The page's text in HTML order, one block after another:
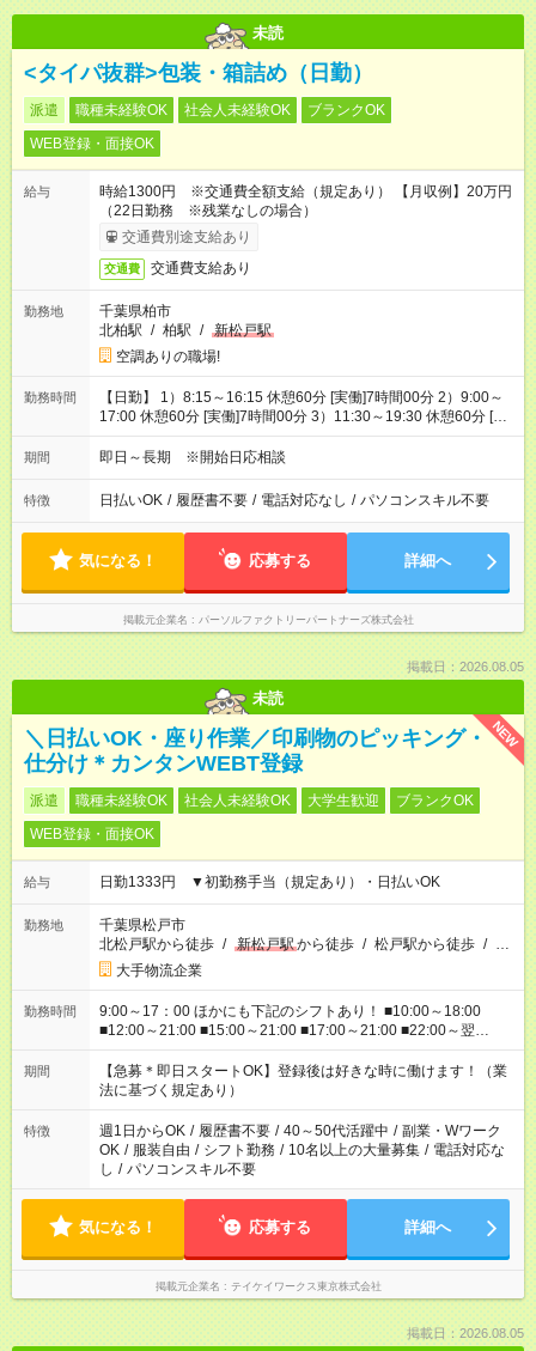
未読
<タイパ抜群>包装・箱詰め（日勤）
派遣 職種未経験OK 社会人未経験OK
ブランクOK
WEB登録・面接OK
給与
時給1300円 ※交通費全額支給（規定あり） 【月収例】20万円
（22日勤務 ※残業なしの場合）
交通費別途支給あり
交通費 交通費支給あり
勤務地
千葉県柏市
北柏駅 / 柏駅 / 新松戸駅
空調ありの職場!
勤務時間
【日勤】 1）8:15～16:15 休憩60分 [実働]7時間00分 2）9:00～
17:00 休憩60分 [実働]7時間00分 3）11:30～19:30 休憩60分 [実
働]7時間00分
期間 即日～長期 ※開始日応相談
特徴 日払いOK / 履歴書不要 / 電話対応なし / パソコンスキル不要
気になる！ 応募する 詳細へ
掲載元企業名 パーソルファクトリーパートナーズ株式会社
掲載日：2026.08.05
未読
NEW
＼日払いOK・座り作業／印刷物のピッキング・
仕分け＊カンタンWEBT登録
派遣 職種未経験OK 社会人未経験OK 大学生歓迎
ブランクOK
WEB登録・面接OK
給与 日勤1333円 ▼初勤務手当（規定あり）・日払いOK
勤務地
千葉県松戸市
北松戸駅から徒歩 / 新松戸駅から徒歩 / 松戸駅から徒歩 / …
大手物流企業
勤務時間
9:00～17：00 ほかにも下記のシフトあり！ ■10:00～18:00
■12:00～21:00 ■15:00～21:00 ■17:00～21:00 ■22:00～翌
6:00 など ※お仕事、勤務地により勤務時間帯は異なります
期間
【急募＊即日スタートOK】登録後は好きな時に働けます！（業
法に基づく規定あり）
特徴 週1日からOK / 履歴書不要 / 40～50代活躍中 / 副業・Wワーク
OK / 服装自由 / シフト勤務 / 10名以上の大量募集 / 電話対応な
し / パソコンスキル不要
気になる！ 応募する 詳細へ
掲載元企業名 テイケイワークス東京株式会社
掲載日：2026.08.05